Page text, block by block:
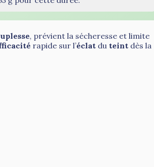
, prévient la sécheresse et limite
rapide sur l’éclat du teint dès la